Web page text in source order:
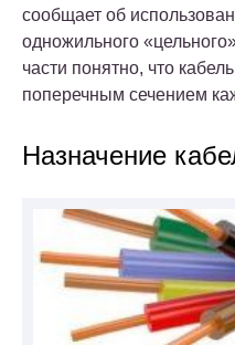
сообщает об
одножильного
части понятно, что
поперечным сечением
Назначение